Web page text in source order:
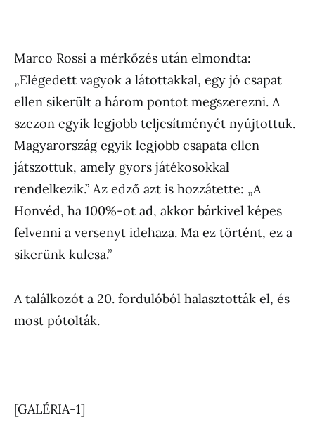
Marco Rossi a mérkőzés után elmondta:
„Elégedett vagyok a látottakkal, egy jó csapat
ellen sikerült a három pontot megszerezni. A
szezon egyik legjobb teljesítményét nyújtottuk.
Magyarország egyik legjobb csapata ellen
játszottuk, amely gyors játékosokkal
rendelkezik.” Az edző azt is hozzátette: „A
Honvéd, ha 100%-ot ad, akkor bárkivel képes
felvenni a versenyt idehaza. Ma ez történt, ez a
sikerünk kulcsa.”
A találkozót a 20. fordulóból halasztották el, és
most pótolták.
[GALÉRIA-1]